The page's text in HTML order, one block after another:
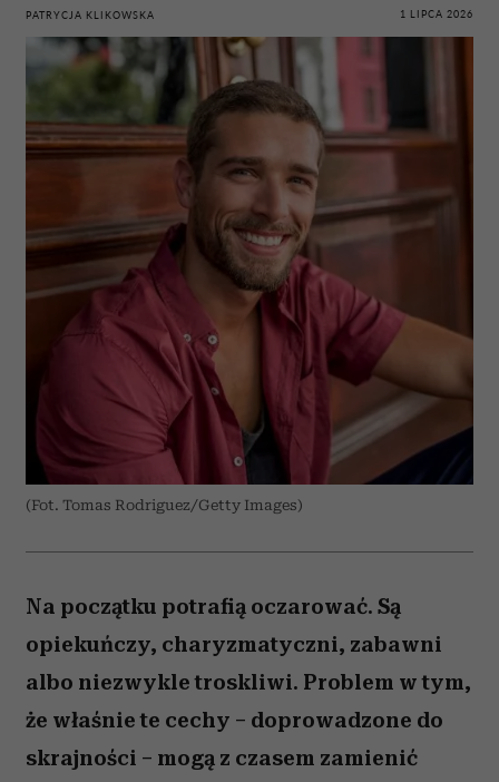
PATRYCJA KLIKOWSKA 1 LIPCA 2026
(Fot. Tomas Rodriguez/Getty Images)
Na początku potrafią oczarować. Są
opiekuńczy, charyzmatyczni, zabawni
albo niezwykle troskliwi. Problem w tym,
że właśnie te cechy – doprowadzone do
skrajności – mogą z czasem zamienić